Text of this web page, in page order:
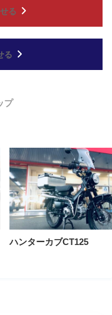
る
る
プ
ハンターカブCT125